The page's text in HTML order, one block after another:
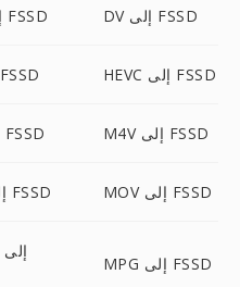
DIVX إلى FSSD DV إلى FSSD
FLV إلى FSSD HEVC إلى FSSD
M2V إلى FSSD M4V إلى FSSD
MOD إلى FSSD MOV إلى FSSD
MPG إلى FSSD